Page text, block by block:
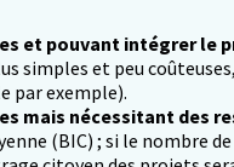
et pouvant intégrer le
simples et peu
par exemple).
mais nécessitant des
(BIC) ; si le nombre